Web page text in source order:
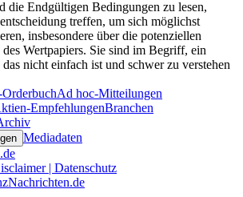
die Endgültigen Bedingungen zu lesen,
treffen, um sich möglichst
insbesondere über die potenziellen
Wertpapiers. Sie sind im Begriff, ein
nicht einfach ist und schwer zu verstehen
Ad hoc-Mitteilungen
EmpfehlungenBranchen
Mediadaten
| Datenschutz